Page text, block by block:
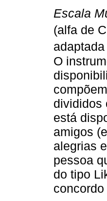
Escala
(alfa de
O
divididos
está
amigos
alegrias
pessoa
do tipo